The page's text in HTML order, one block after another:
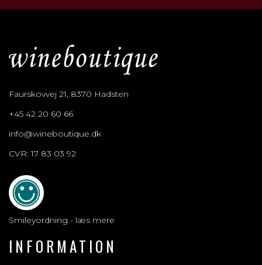
Faurskovvej 21, 8370 Hadsten
+45 42 20 60 66
info@wineboutique.dk
CVR: 17 83 03 92
Smileyordning - læs mere
INFORMATION